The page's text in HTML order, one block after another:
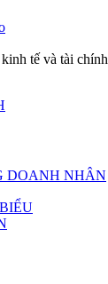
tế và tài chính
DOANH NHÂN